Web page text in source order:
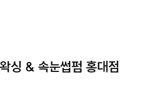
싱 & 속눈썹펌 홍대점